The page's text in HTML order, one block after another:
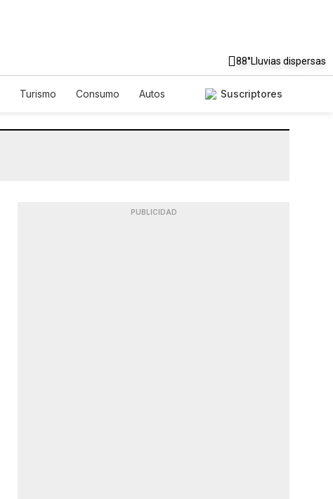
88°Lluvias dispersas
Turismo Consumo
Autos
Suscriptores
PUBLICIDAD